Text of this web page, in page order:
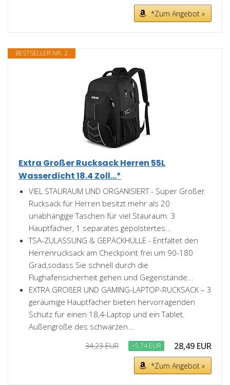
*Zum Angebot »
BESTSELLER NR. 2
Extra Großer Rucksack Herren 55L
Wasserdicht 18.4 Zoll...*
VIEL STAURAUM UND ORGANISIERT - Super Großer
Rucksack für Herren besitzt mehr als 20
unabhängige Taschen für viel Stauraum. 3
Hauptfächer, 1 separates gepolstertes...
TSA-ZULASSUNG & GEPÄCKHÜLLE - Entfaltet den
Herrenrucksack am Checkpoint frei um 90-180
Grad,sodass Sie schnell durch die
Flughafensicherheit gehen und Gegenstände...
EXTRA GROßER UND GAMING-LAPTOP-RUCKSACK – 3
geräumige Hauptfächer bieten hervorragenden
Schutz für einen 18,4-Laptop und ein Tablet.
Außengröße des schwarzen...
34,23 EUR −5,74 EUR 28,49 EUR
*Zum Angebot »